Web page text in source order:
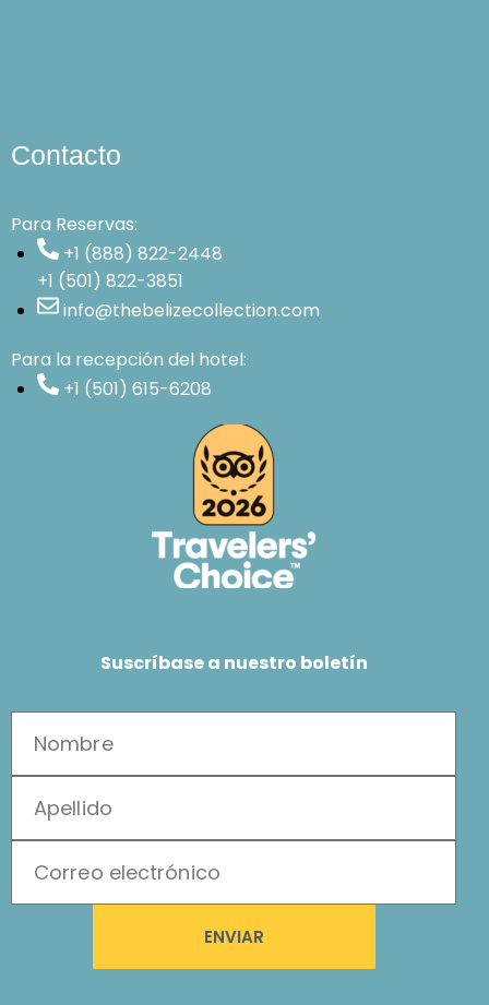
Contacto
Para Reservas:
+1 (888) 822-2448
+1 (501) 822-3851
info@thebelizecollection.com
Para la recepción del hotel:
+1 (501) 615-6208
Suscríbase a nuestro boletín
ENVIAR